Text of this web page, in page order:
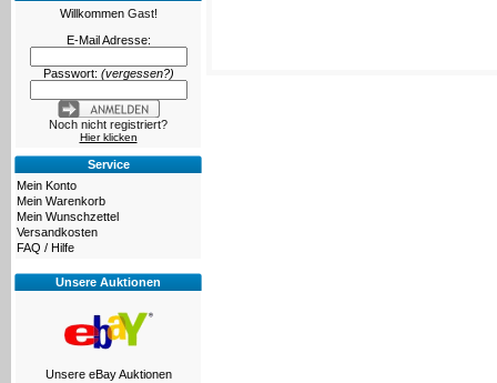
Willkommen Gast!
E-Mail Adresse:
Passwort: (vergessen?)
Noch nicht registriert?
Hier klicken
Service
Mein Konto
Mein Warenkorb
Mein Wunschzettel
Versandkosten
FAQ / Hilfe
Unsere Auktionen
Unsere eBay Auktionen